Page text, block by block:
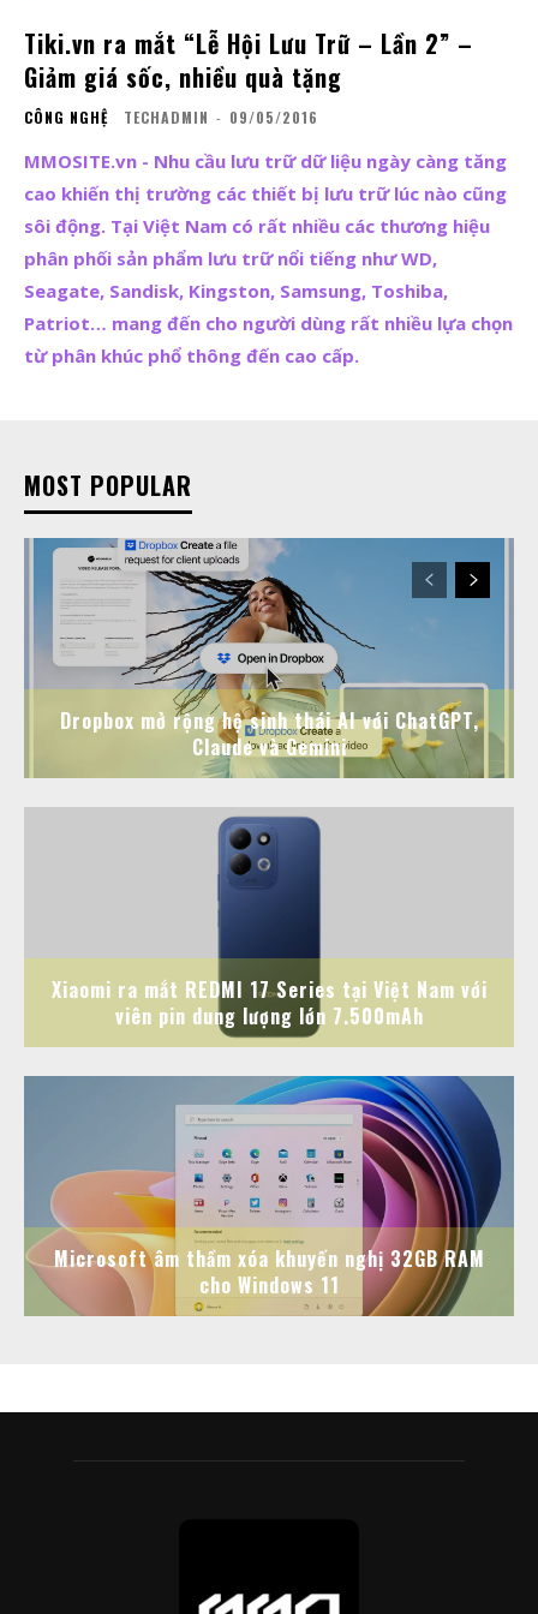
Tiki.vn ra mắt “Lễ Hội Lưu Trữ – Lần 2” –
Giảm giá sốc, nhiều quà tặng
CÔNG NGHỆ TECHADMIN - 09/05/2016
MMOSITE.vn - Nhu cầu lưu trữ dữ liệu ngày càng tăng
cao khiến thị trường các thiết bị lưu trữ lúc nào cũng
sôi động. Tại Việt Nam có rất nhiều các thương hiệu
phân phối sản phẩm lưu trữ nổi tiếng như WD,
Seagate, Sandisk, Kingston, Samsung, Toshiba,
Patriot… mang đến cho người dùng rất nhiều lựa chọn
từ phân khúc phổ thông đến cao cấp.
MOST POPULAR
Dropbox mở rộng hệ sinh thái AI với ChatGPT,
Claude và Gemini
Xiaomi ra mắt REDMI 17 Series tại Việt Nam với
viên pin dung lượng lớn 7.500mAh
Microsoft âm thầm xóa khuyến nghị 32GB RAM
cho Windows 11